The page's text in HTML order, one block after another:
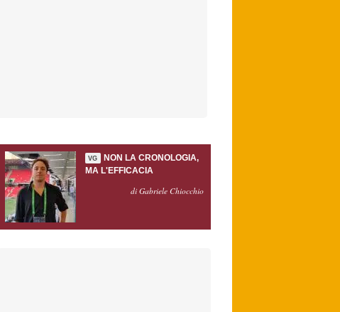
VG
NON LA CRONOLOGIA,
MA L'EFFICACIA
di Gabriele Chiocchio